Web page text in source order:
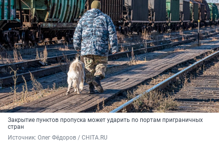
Закрытие пунктов пропуска может ударить по портам приграничных
стран
Источник: Олег Фёдоров / CHITA.RU